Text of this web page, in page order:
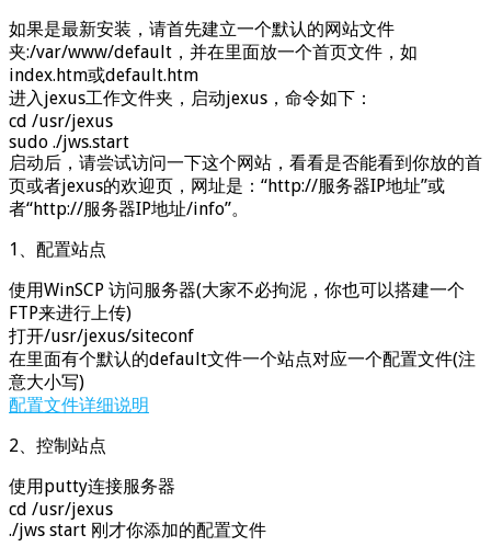
如果是最新安装，请首先建立一个默认的网站文件
夹:/var/www/default，并在里面放一个首页文件，如
index.htm或default.htm
进入jexus工作文件夹，启动jexus，命令如下：
cd /usr/jexus
sudo ./jws.start
启动后，请尝试访问一下这个网站，看看是否能看到你放的首
页或者jexus的欢迎页，网址是：“http://服务器IP地址”或
者“http://服务器IP地址/info”。
1、配置站点
使用WinSCP 访问服务器(大家不必拘泥，你也可以搭建一个
FTP来进行上传)
打开/usr/jexus/siteconf
在里面有个默认的default文件一个站点对应一个配置文件(注
意大小写)
配置文件详细说明
2、控制站点
使用putty连接服务器
cd /usr/jexus
./jws start 刚才你添加的配置文件